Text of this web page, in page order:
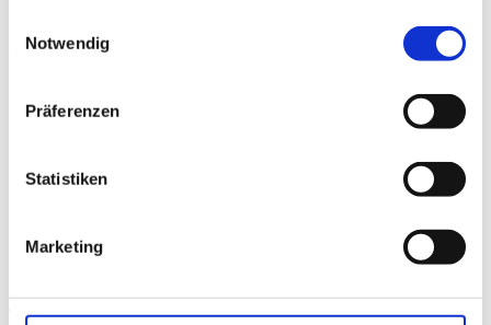
Notwendig
Präferenzen
Statistiken
Marketing
Aufgaben:
Du fertigst rundoptische Bauelemente wie Linsen oder
Prismen für Fernrohre, Mikroskope, Projektionsgeräte,
medizinische Diagnosegeräte oder Teleskope aus Glas oder
Dafür schleifst und glättest du das Material maschinell, aber
beschichtest, ent- oder verspiegelst die fertiggeschliffenen
Linsen, Prismen oder Glasplatten und kittest, falls nötig,
Typische Branchen: